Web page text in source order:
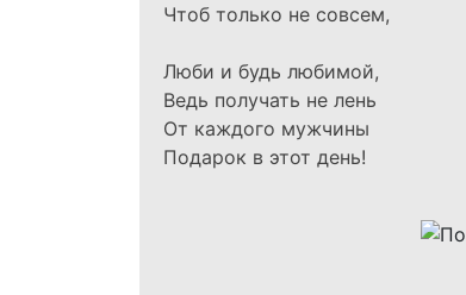
Чтоб только не совсем,
Люби и будь любимой,
Ведь получать не лень
От каждого мужчины
Подарок в этот день!